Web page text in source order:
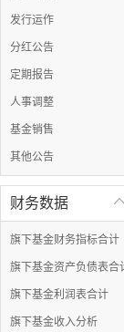
发行运作
分红公告
定期报告
人事调整
基金销售
其他公告

财务数据
旗下基金财务指标合计
旗下基金资产负债表合
旗下基金利润表合计
旗下基金收入分析